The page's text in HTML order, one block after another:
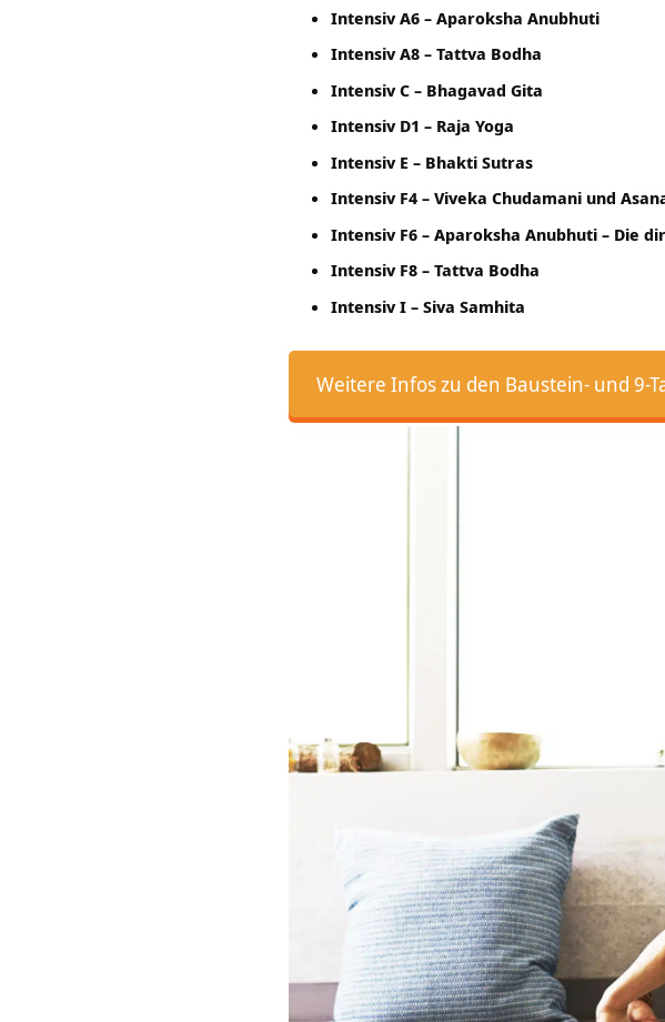
Intensiv A6 – Aparoksha Anubhuti
Intensiv A8 – Tattva Bodha
Intensiv C – Bhagavad Gita
Intensiv D1 – Raja Yoga
Intensiv E – Bhakti Sutras
Intensiv F4 – Viveka Chudamani und
Intensiv F6 – Aparoksha Anubhuti – Die
Intensiv F8 – Tattva Bodha
Intensiv I – Siva Samhita
Weitere Infos zu den Baustein- und